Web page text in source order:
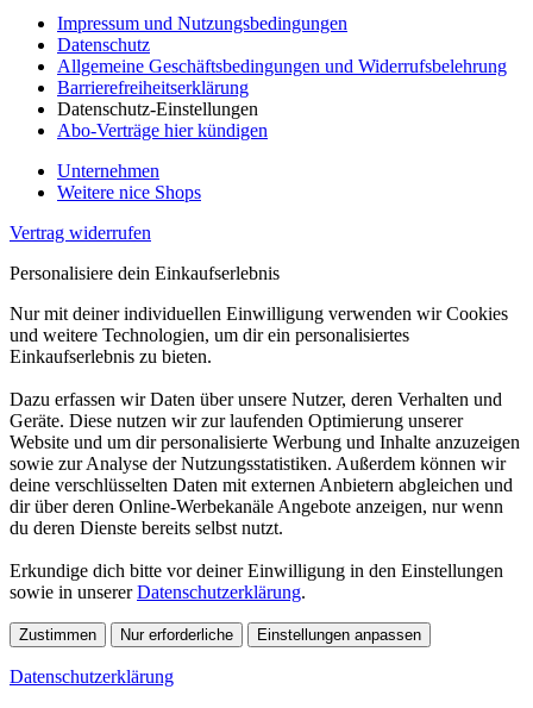
Impressum und Nutzungsbedingungen
Datenschutz
Allgemeine Geschäftsbedingungen und Widerrufsbelehrung
Barrierefreiheitserklärung
Datenschutz-Einstellungen
Abo-Verträge hier kündigen
Unternehmen
Weitere nice Shops
Vertrag widerrufen
Personalisiere dein Einkaufserlebnis
Nur mit deiner individuellen Einwilligung verwenden wir Cookies
und weitere Technologien, um dir ein personalisiertes
Einkaufserlebnis zu bieten.
Dazu erfassen wir Daten über unsere Nutzer, deren Verhalten und
Geräte. Diese nutzen wir zur laufenden Optimierung unserer
Website und um dir personalisierte Werbung und Inhalte anzuzeigen
sowie zur Analyse der Nutzungsstatistiken. Außerdem können wir
deine verschlüsselten Daten mit externen Anbietern abgleichen und
dir über deren Online-Werbekanäle Angebote anzeigen, nur wenn
du deren Dienste bereits selbst nutzt.
Erkundige dich bitte vor deiner Einwilligung in den Einstellungen
sowie in unsererDatenschutzerklärung.
Zustimmen Nur erforderliche Einstellungen anpassen
Datenschutzerklärung